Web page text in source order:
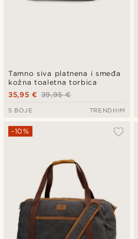
Tamno siva platnena i smeđa
kožna toaletna torbica
39,95 €
35,95 €
5 BOJE TRENDHIM
-10%